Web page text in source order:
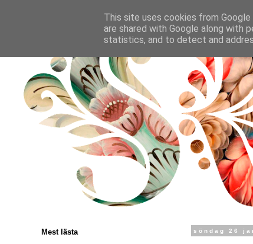
söndag 26
Mest lästa
This site uses cookies from
are shared with Google along with
statistics, and to detect and